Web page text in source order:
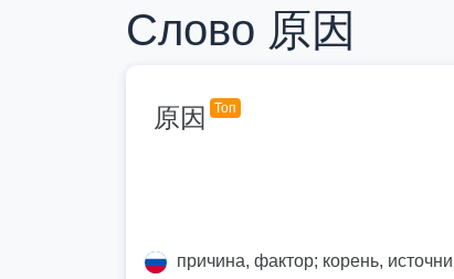
Слово 原因
原因 Топ
причина, фактор; корень,